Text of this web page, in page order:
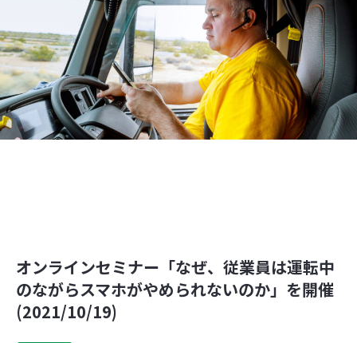
オンラインセミナー「なぜ、従業員は運転中
のながらスマホがやめられないのか」を開催
(2021/10/19)